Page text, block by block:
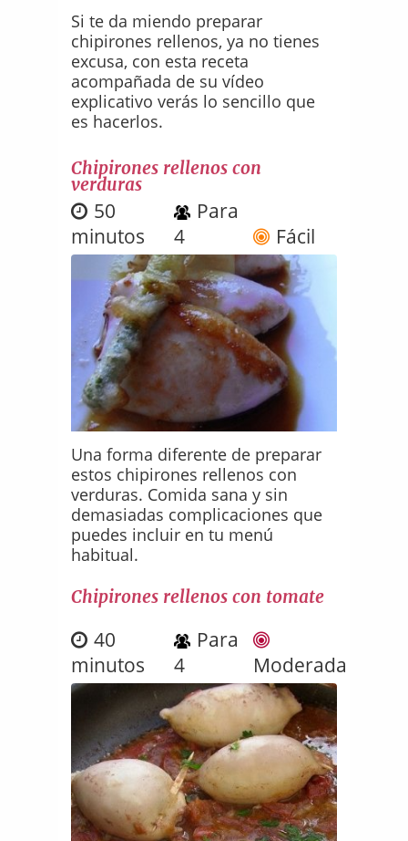
Si te da miendo preparar
chipirones rellenos, ya no tienes
excusa, con esta receta
acompañada de su vídeo
explicativo verás lo sencillo que
es hacerlos.
Chipirones rellenos con
verduras
50
minutos
Para
4
Fácil
Una forma diferente de preparar
estos chipirones rellenos con
verduras. Comida sana y sin
demasiadas complicaciones que
puedes incluir en tu menú
habitual.
Chipirones rellenos con tomate
40
minutos
Para
4
Moderada